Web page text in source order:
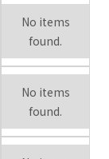
No items
found.
No items
found.